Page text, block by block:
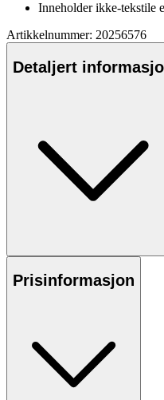
Inneholder ikke-tekstile
Artikkelnummer: 20256576
Detaljert
Prisinformasjon